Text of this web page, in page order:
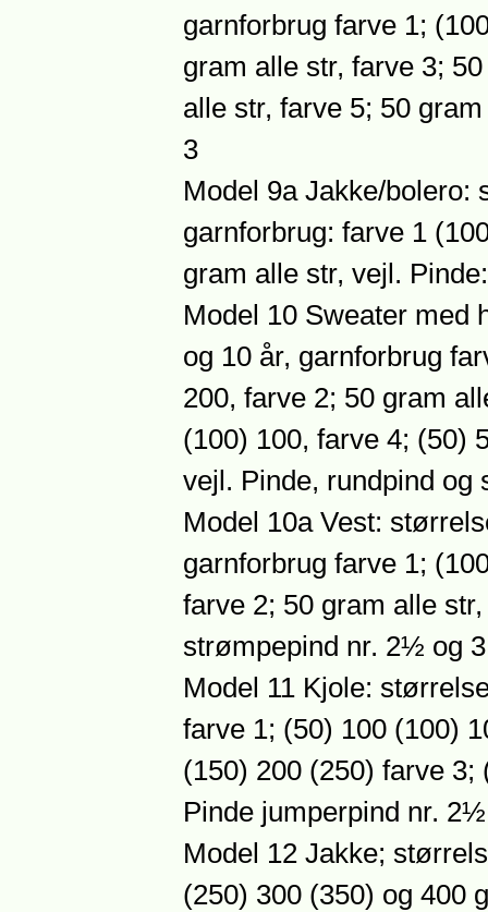
garnforbrug farve 1;
gram alle str, farve 3;
alle str, farve 5; 50
3
Model 9a Jakke/bolero:
garnforbrug: farve 1
gram alle str, vejl.
Model 10 Sweater
og 10 år, garnforbrug
200, farve 2; 50 gram
(100) 100, farve 4; (50)
vejl. Pinde, rundpind
Model 10a Vest:
garnforbrug farve 1;
farve 2; 50 gram alle
strømpepind nr. 2½ og 3
Model 11 Kjole:
farve 1; (50) 100 (100)
(150) 200 (250) farve
Pinde jumperpind nr.
Model 12 Jakke;
(250) 300 (350) og 400